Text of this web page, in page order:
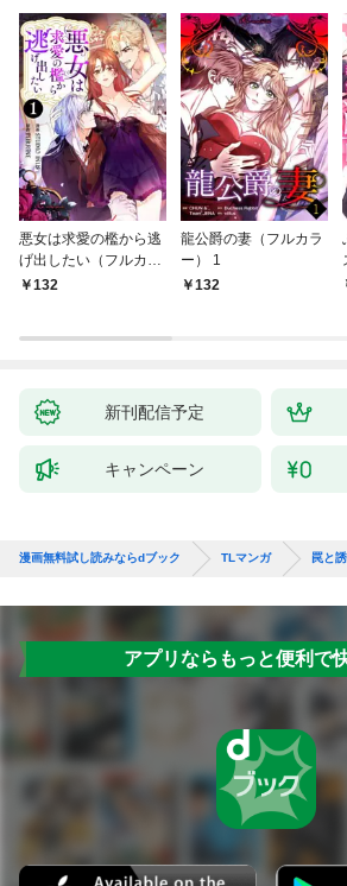
悪女は求愛の檻から逃
げ出したい（フルカラ
ー） 1
132
龍公爵の妻（フルカラ
ー） 1
132
新刊配信予定
キャンペーン
漫画無料試し読みならdブック TLマンガ 罠と
アプリならもっと便利で